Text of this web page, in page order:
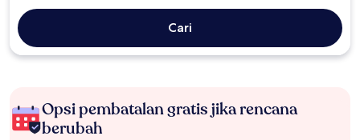
Cari
Opsi pembatalan gratis jika rencana
berubah